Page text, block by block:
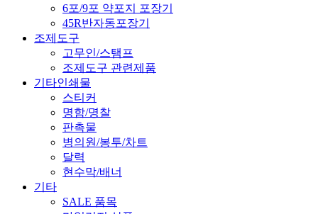
6포/9포 약포지 포장기
45R반자동포장기
조제도구
고무인/스탬프
조제도구 관련제품
기타인쇄물
스티커
명함/명찰
판촉물
병의원/봉투/차트
달력
현수막/배너
기타
SALE 품목